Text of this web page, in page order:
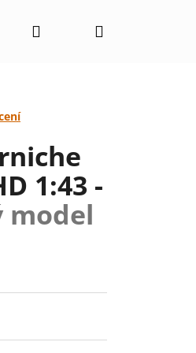
PřihlášeníNákupní
1:43 -
model